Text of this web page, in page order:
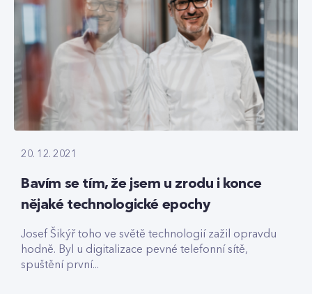
20. 12. 2021
Bavím se tím, že jsem u zrodu i konce
nějaké technologické epochy
Josef Šikýř toho ve světě technologií zažil opravdu
hodně. Byl u digitalizace pevné telefonní sítě,
spuštění první...